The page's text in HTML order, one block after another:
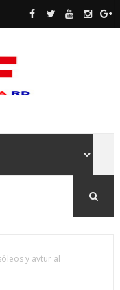
y avtur al